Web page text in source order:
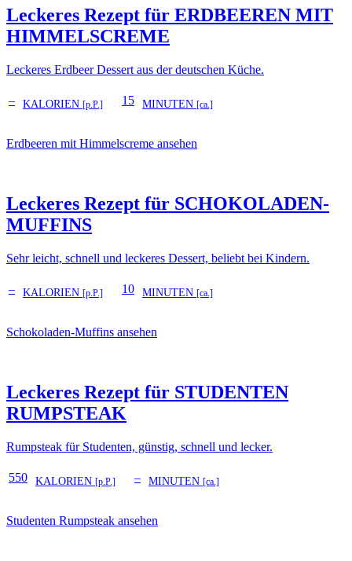
Leckeres Rezept für ERDBEEREN MIT
HIMMELSCREME
Leckeres Erdbeer Dessert aus der deutschen Küche.
– KALORIEN [p.P.] 15 MINUTEN [ca.]
Erdbeeren mit Himmelscreme ansehen
Leckeres Rezept für SCHOKOLADEN-
MUFFINS
Sehr leicht, schnell und leckeres Dessert, beliebt bei Kindern.
– KALORIEN [p.P.] 10 MINUTEN [ca.]
Schokoladen-Muffins ansehen
Leckeres Rezept für STUDENTEN
RUMPSTEAK
Rumpsteak für Studenten, günstig, schnell und lecker.
550 KALORIEN [p.P.] – MINUTEN [ca.]
Studenten Rumpsteak ansehen